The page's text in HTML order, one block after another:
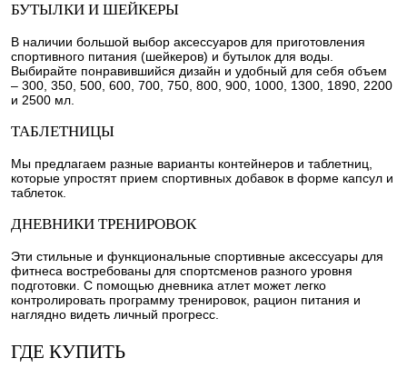
БУТЫЛКИ И ШЕЙКЕРЫ
В наличии большой выбор аксессуаров для приготовления
спортивного питания (шейкеров) и бутылок для воды.
Выбирайте понравившийся дизайн и удобный для себя объем
– 300, 350, 500, 600, 700, 750, 800, 900, 1000, 1300, 1890, 2200
и 2500 мл.
ТАБЛЕТНИЦЫ
Мы предлагаем разные варианты контейнеров и таблетниц,
которые упростят прием спортивных добавок в форме капсул и
таблеток.
ДНЕВНИКИ ТРЕНИРОВОК
Эти стильные и функциональные спортивные аксессуары для
фитнеса востребованы для спортсменов разного уровня
подготовки. С помощью дневника атлет может легко
контролировать программу тренировок, рацион питания и
наглядно видеть личный прогресс.
ГДЕ КУПИТЬ